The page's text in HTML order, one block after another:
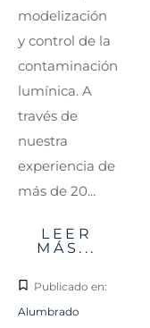
modelización
y control de la
contaminación
lumínica. A
través de
nuestra
experiencia de
más de 20...
LEER
MÁS...
Publicado en:
Alumbrado